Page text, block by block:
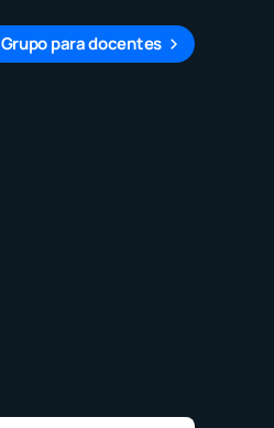
Grupo para docentes